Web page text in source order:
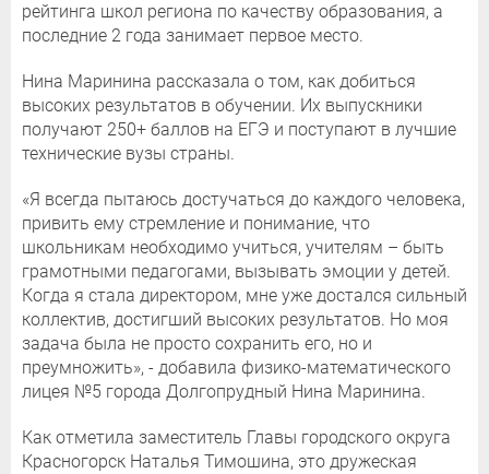
рейтинга школ региона по качеству образования, а
последние 2 года занимает первое место.
Нина Маринина рассказала о том, как добиться
высоких результатов в обучении. Их выпускники
получают 250+ баллов на ЕГЭ и поступают в лучшие
технические вузы страны.
«Я всегда пытаюсь достучаться до каждого человека,
привить ему стремление и понимание, что
школьникам необходимо учиться, учителям – быть
грамотными педагогами, вызывать эмоции у детей.
Когда я стала директором, мне уже достался сильный
коллектив, достигший высоких результатов. Но моя
задача была не просто сохранить его, но и
преумножить», - добавила физико-математического
лицея №5 города Долгопрудный Нина Маринина.
Как отметила заместитель Главы городского округа
Красногорск Наталья Тимошина, это дружеская